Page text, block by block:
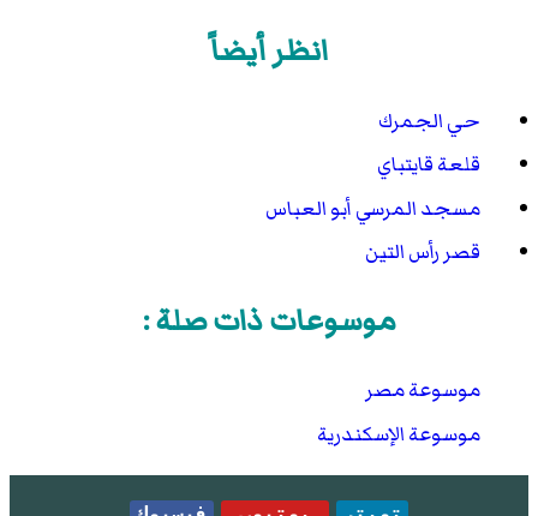
انظر أيضاً
حي الجمرك
قلعة قايتباي
مسجد المرسي أبو العباس
قصر رأس التين
موسوعات ذات صلة :
موسوعة مصر
موسوعة الإسكندرية